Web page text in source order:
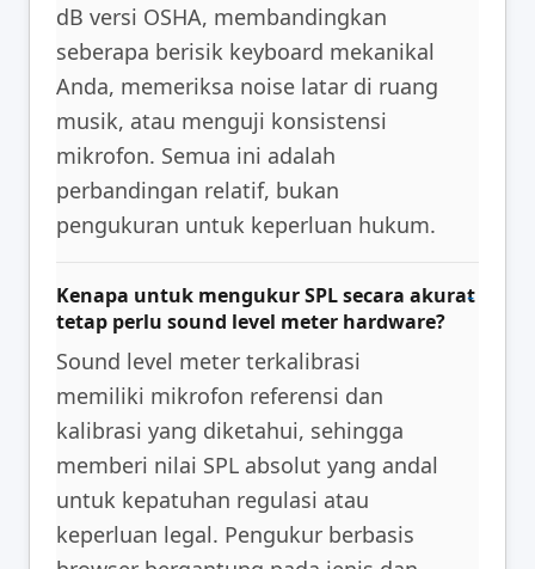
dB versi OSHA, membandingkan
seberapa berisik keyboard mekanikal
Anda, memeriksa noise latar di ruang
musik, atau menguji konsistensi
mikrofon. Semua ini adalah
perbandingan relatif, bukan
pengukuran untuk keperluan hukum.
Kenapa untuk mengukur SPL secara akurat
tetap perlu sound level meter hardware?
Sound level meter terkalibrasi
memiliki mikrofon referensi dan
kalibrasi yang diketahui, sehingga
memberi nilai SPL absolut yang andal
untuk kepatuhan regulasi atau
keperluan legal. Pengukur berbasis